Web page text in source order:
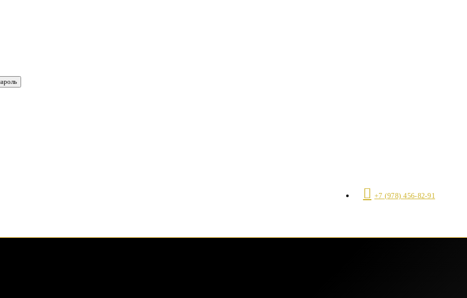
+7 (978) 456-82-91